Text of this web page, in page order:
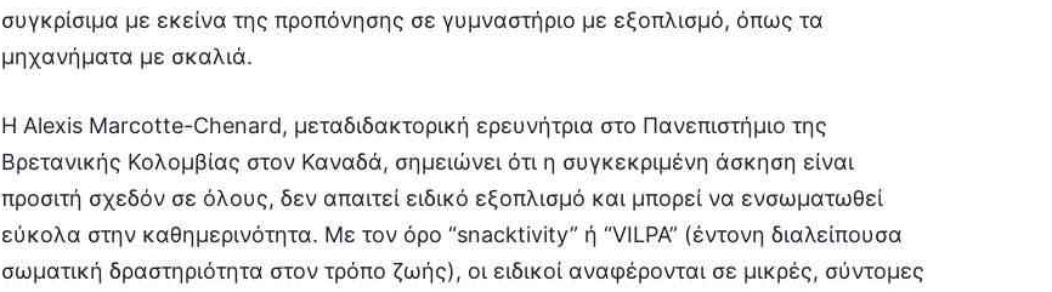
συγκρίσιμα με εκείνα της προπόνησης σε γυμναστήριο με εξοπλισμό, όπως τα
μηχανήματα με σκαλιά.
Η Alexis Marcotte-Chenard, μεταδιδακτορική ερευνήτρια στο Πανεπιστήμιο της
Βρετανικής Κολομβίας στον Καναδά, σημειώνει ότι η συγκεκριμένη άσκηση είναι
προσιτή σχεδόν σε όλους, δεν απαιτεί ειδικό εξοπλισμό και μπορεί να ενσωματωθεί
εύκολα στην καθημερινότητα. Με τον όρο “snacktivity” ή “VILPA” (έντονη διαλείπουσα
σωματική δραστηριότητα στον τρόπο ζωής), οι ειδικοί αναφέρονται σε μικρές, σύντομες